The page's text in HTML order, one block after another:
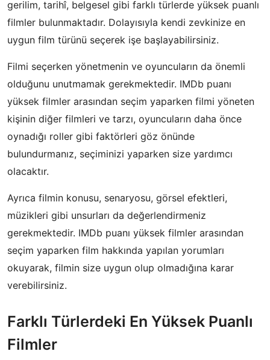
gerilim, tarihî, belgesel gibi farklı türlerde yüksek puanlı
filmler bulunmaktadır. Dolayısıyla kendi zevkinize en
uygun film türünü seçerek işe başlayabilirsiniz.
Filmi seçerken yönetmenin ve oyuncuların da önemli
olduğunu unutmamak gerekmektedir. IMDb puanı
yüksek filmler arasından seçim yaparken filmi yöneten
kişinin diğer filmleri ve tarzı, oyuncuların daha önce
oynadığı roller gibi faktörleri göz önünde
bulundurmanız, seçiminizi yaparken size yardımcı
olacaktır.
Ayrıca filmin konusu, senaryosu, görsel efektleri,
müzikleri gibi unsurları da değerlendirmeniz
gerekmektedir. IMDb puanı yüksek filmler arasından
seçim yaparken film hakkında yapılan yorumları
okuyarak, filmin size uygun olup olmadığına karar
verebilirsiniz.
Farklı Türlerdeki En Yüksek Puanlı
Filmler